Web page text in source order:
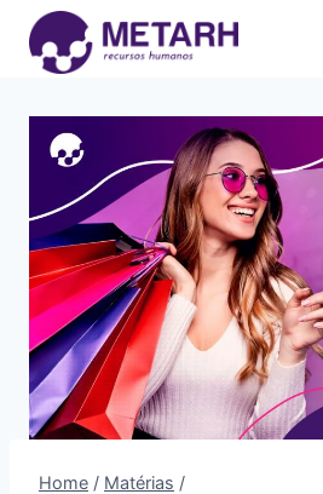
Home / Matérias /